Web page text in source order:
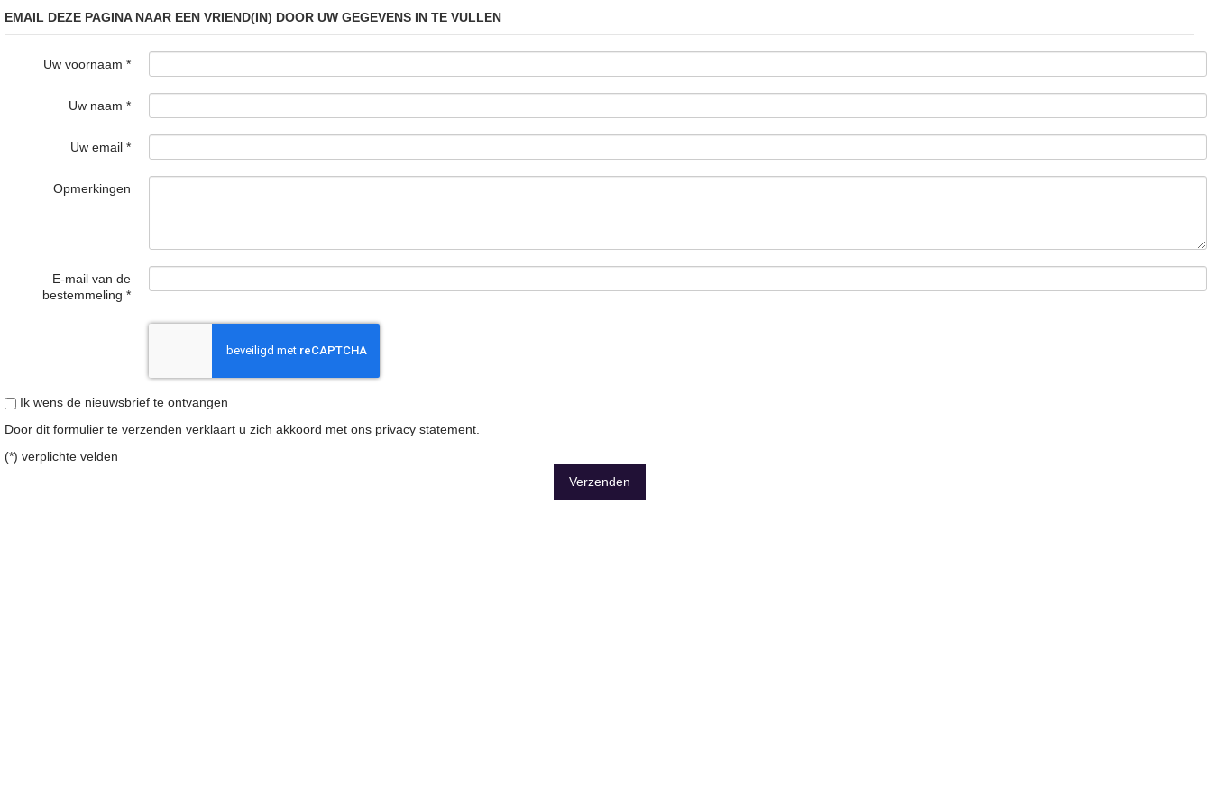
EMAIL DEZE PAGINA NAAR EEN VRIEND(IN) DOOR UW GEGEVENS IN TE VULLEN
Uw voornaam *
Uw naam *
Uw email *
Opmerkingen
E-mail van de
bestemmeling *
Ik wens de nieuwsbrief te ontvangen
Door dit formulier te verzenden verklaart u zich akkoord met ons privacy statement
(*) verplichte velden
Verzenden